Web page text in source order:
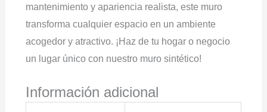
mantenimiento y apariencia realista, este muro
transforma cualquier espacio en un ambiente
acogedor y atractivo. ¡Haz de tu hogar o negocio
un lugar único con nuestro muro sintético!
Información adicional